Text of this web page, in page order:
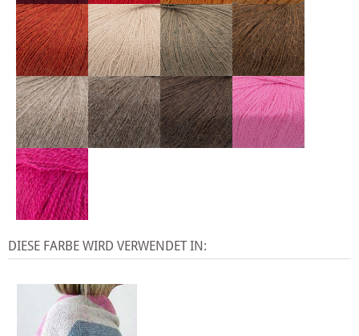
DIESE FARBE WIRD VERWENDET IN: